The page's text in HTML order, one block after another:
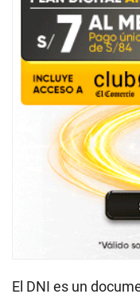
El DNI es un